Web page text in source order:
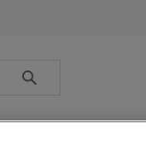
Szukaj